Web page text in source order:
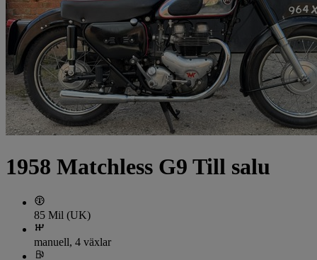
1958 Matchless G9 Till salu
85 Mil (UK)
manuell, 4 växlar